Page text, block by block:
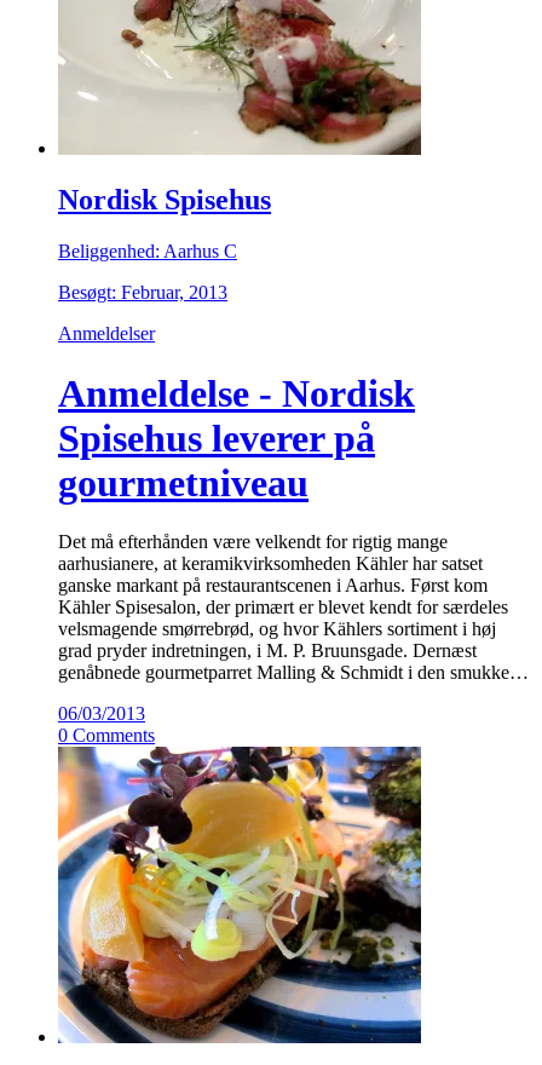
Nordisk Spisehus
Beliggenhed: Aarhus C
Besøgt: Februar, 2013
Anmeldelser
Anmeldelse - Nordisk
Spisehus leverer på
gourmetniveau
Det må efterhånden være velkendt for rigtig mange
aarhusianere, at keramikvirksomheden Kähler har satset
ganske markant på restaurantscenen i Aarhus. Først kom
Kähler Spisesalon, der primært er blevet kendt for særdeles
velsmagende smørrebrød, og hvor Kählers sortiment i høj
grad pryder indretningen, i M. P. Bruunsgade. Dernæst
genåbnede gourmetparret Malling & Schmidt i den smukke…
06/03/2013
0 Comments